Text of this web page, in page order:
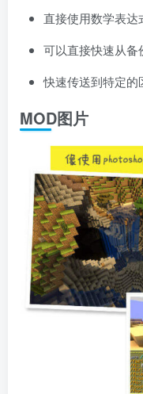
直接使用数学表
可以直接快速从
快速传送到特定的
MOD图片